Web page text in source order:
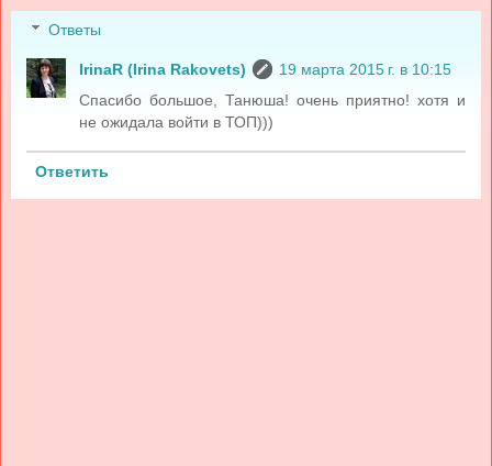
Ответы
IrinaR (Irina Rakovets)
19 марта 2015 г. в 10:15
Спасибо большое, Танюша! очень приятно! хотя и
не ожидала войти в ТОП)))
Ответить